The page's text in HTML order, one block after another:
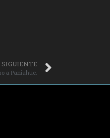
SIGUIENTE
a Paniahue.